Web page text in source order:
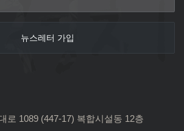
로 1089 (447-17) 복합시설동 12층